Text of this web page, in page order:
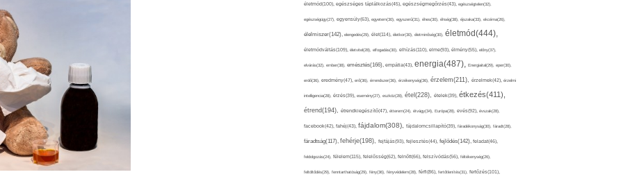
életmód(100), egészséges táplálkozás(45), egészségmegőrzés(43), egészségtelen(32),
egészségügy(27), egyensúly(63), egyetem(30), egyszerű(31), éhes(30), éhség(38), éjszaka(33), ekcéma(26),
élelmiszer(142), elengedés(29), élet(114), életkor(30), életminőség(30), életmód(444),
életmódváltás(109), életvitel(28), elfogadás(30), elhízás(110), elme(93), élmény(55), előny(37),
elvárás(32), ember(38), emésztés(166), empátia(43), energia(487), Energiaital(29), eper(30),
erdő(36), eredmény(47), erő(36), érrendszer(36), érzékenység(36), érzelem(211), érzelmek(42), érzelmi
intelligencia(28), érzés(39), esemény(27), eszköz(28), étel(228), ételek(39), étkezés(411),
étrend(194), étrendkiegészítő(47), étterem(24), étvágy(34), Európa(28), evés(92), évszak(28),
facebook(42), fahéj(43), fájdalom(308), fájdalomcsillapító(39), fáradékonyság(30), fáradt(28),
fáradtság(117), fehérje(198), fejfájás(93), fejlesztés(44), fejlődés(142), feladat(46),
feldolgozás(24), félelem(115), felelősség(62), felnőtt(66), felszívódás(56), féltékenység(26),
feltöltődés(29), fenntarthatóság(29), fény(36), fényvédelem(28), férfi(86), fertőtlenítés(31), fertőzés(101),